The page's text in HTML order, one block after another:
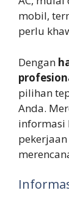
mobil,
perlu
Dengan
pilihan
Anda.
informasi